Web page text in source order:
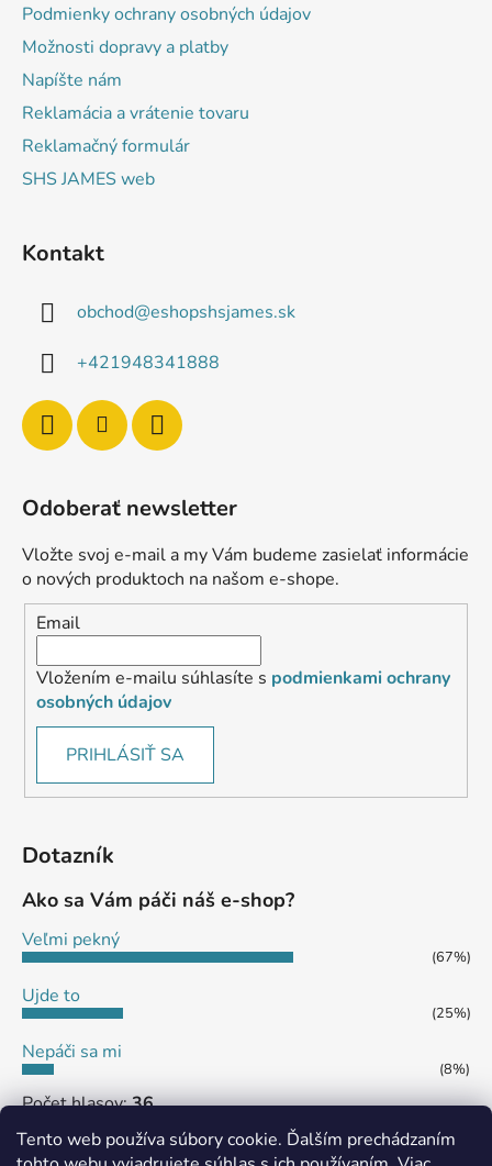
Tento web používa súbory cookie. Ďalším prechádzaním
Podmienky ochrany osobných údajov
Možnosti dopravy a platby
Napíšte nám
Reklamácia a vrátenie tovaru
Reklamačný formulár
SHS JAMES web
Kontakt
obchod@eshopshsjames.sk
+421948341888
Odoberať newsletter
Vložte svoj e-mail a my Vám budeme zasielať informácie
o nových produktoch na našom e-shope.
Email
Vložením e-mailu súhlasíte s podmienkami ochrany
osobných údajov
PRIHLÁSIŤ SA
Dotazník
Ako sa Vám páči náš e-shop?
Veľmi pekný
(67%)
Ujde to
(25%)
Nepáči sa mi
(8%)
Počet hlasov:36